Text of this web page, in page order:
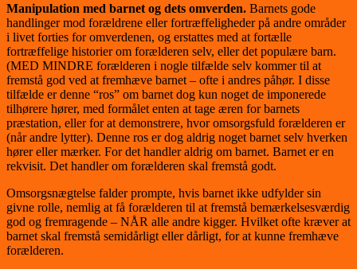
Manipulation med barnet og dets omverden. Barnets gode
handlinger mod forældrene eller fortræffeligheder på andre områder
i livet forties for omverdenen, og erstattes med at fortælle
fortræffelige historier om forælderen selv, eller det populære barn.
(MED MINDRE forælderen i nogle tilfælde selv kommer til at
fremstå god ved at fremhæve barnet – ofte i andres påhør. I disse
tilfælde er denne “ros” om barnet dog kun noget de imponerede
tilhørere hører, med formålet enten at tage æren for barnets
præstation, eller for at demonstrere, hvor omsorgsfuld forælderen er
(når andre lytter). Denne ros er dog aldrig noget barnet selv hverken
hører eller mærker. For det handler aldrig om barnet. Barnet er en
rekvisit. Det handler om forælderen skal fremstå godt.
Omsorgsnægtelse falder prompte, hvis barnet ikke udfylder sin
givne rolle, nemlig at få forælderen til at fremstå bemærkelsesværdig
god og fremragende – NÅR alle andre kigger. Hvilket ofte kræver at
barnet skal fremstå semidårligt eller dårligt, for at kunne fremhæve
forælderen.